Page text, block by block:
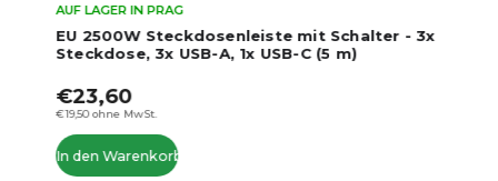
EU 2500W Steckdosenleiste mit Schalter - 3x
Steckdose, 3x USB-A, 1x USB-C (5 m)
AUF LAGER IN PRAG
€19,50 ohne MwSt.
€23,60
In den Warenkorb